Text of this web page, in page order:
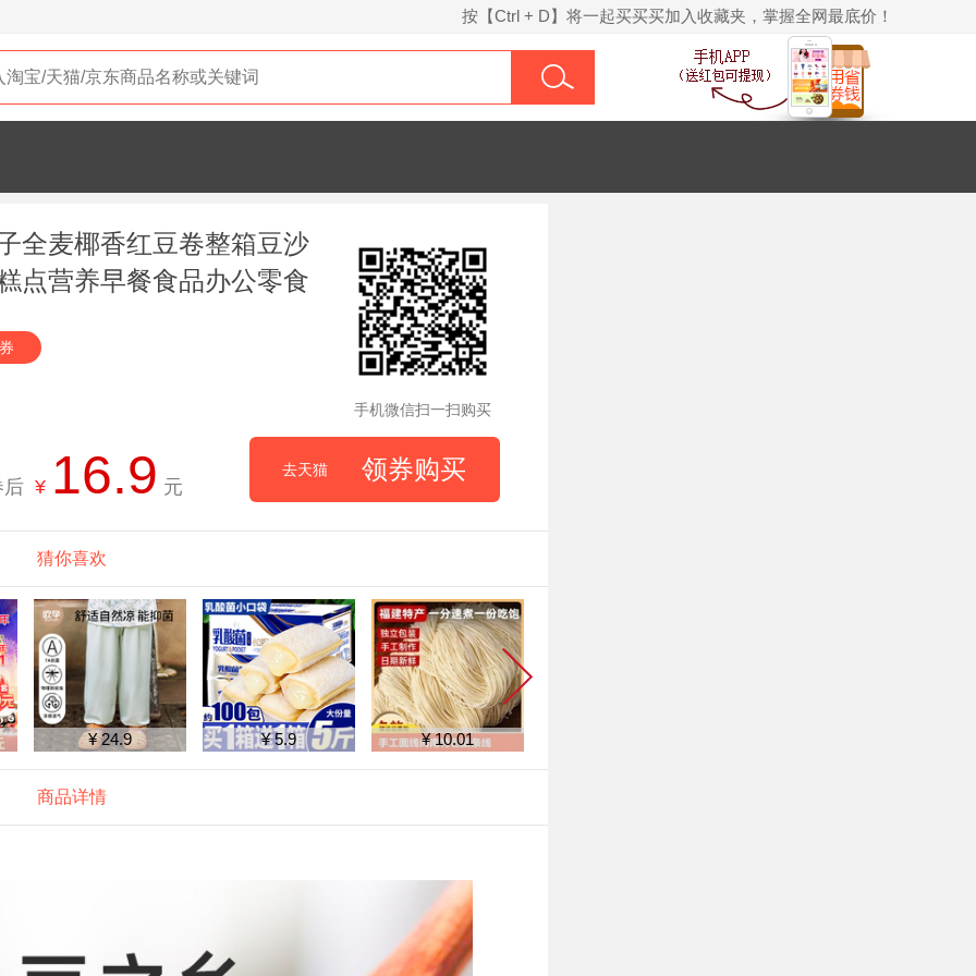
按【Ctrl + D】将一起买买买加入收藏夹，掌握全网最底价！
全麦椰香红豆卷整箱豆沙
点营养早餐食品办公零食
手机微信扫一扫购买
后 ¥ 16.9 元
去天猫 领券购买
猜你喜欢
¥ 24.9 ¥ 5.9 ¥ 10.01 ¥ 199.9
商品详情